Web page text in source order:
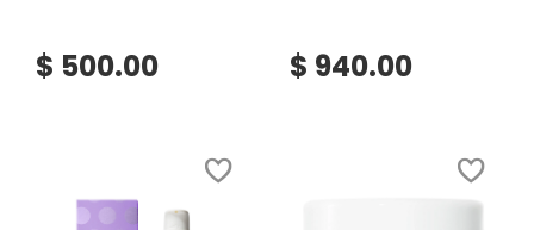
$ 500.00 $ 940.00